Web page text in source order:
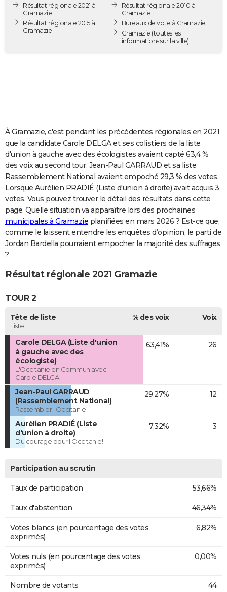
Destinations
City break
Voyage nature
Voyage de noces
Forum
PHOTO
GUIDES D'ACHAT
COPAINS D'AVANT
S'inscrire
Se connecter
Lycées
Collèges
Primaires
Universités
Entreprises
Service militaire
Avis de recherche
AVIS DE DÉCÈS
FORUM
Bricolage
Lifestyle
Culture
SportAuto
Television
Voyage
Cinema
Résultat régionale 2021 à
Gramazie
Résultat régionale 2015 à
Gramazie
Résultat régionale 2010 à
Gramazie
Bureaux de vote à Gramazie
Gramazie (toutes les
informations sur la ville)
À Gramazie, c'est pendant les précédentes régionales en 2021
que la candidate Carole DELGA et ses colistiers de la liste
d'union à gauche avec des écologistes avaient capté 63,4 %
des voix au second tour. Jean-Paul GARRAUD et sa liste
Rassemblement National avaient empoché 29,3 % des votes.
Lorsque Aurélien PRADIÉ (Liste d'union à droite) avait acquis 3
votes. Vous pouvez trouver le détail des résultats dans cette
page. Quelle situation va apparaître lors des prochaines
municipales à Gramazie planifiées en mars 2026 ? Est-ce que,
comme le laissent entendre les enquêtes d’opinion, le parti de
Jordan Bardella pourraient empocher la majorité des suffrages
?
Résultat régionale 2021 Gramazie
TOUR 2
Tête de liste
Liste
% des voix Voix
Carole DELGA (Liste d'union
à gauche avec des
écologiste)
L'Occitanie en Commun avec
Carole DELGA
63,41% 26
Jean-Paul GARRAUD
(Rassemblement National)
Rassembler l'Occitanie
29,27% 12
Aurélien PRADIÉ (Liste
d'union à droite)
Du courage pour l'Occitanie!
7,32% 3
Participation au scrutin
Taux de participation 53,66%
Taux d'abstention 46,34%
Votes blancs (en pourcentage des votes
exprimés)
6,82%
Votes nuls (en pourcentage des votes
exprimés)
0,00%
Nombre de votants 44